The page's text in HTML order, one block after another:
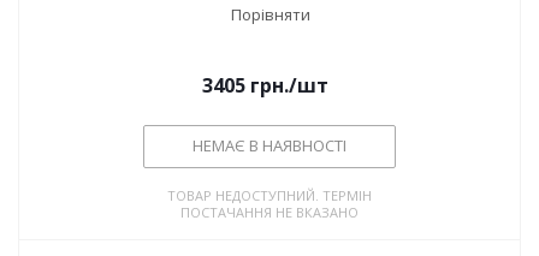
Порівняти
3405 грн./шт
НЕМАЄ В НАЯВНОСТІ
ТОВАР НЕДОСТУПНИЙ. ТЕРМІН
ПОСТАЧАННЯ НЕ ВКАЗАНО